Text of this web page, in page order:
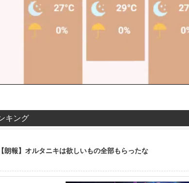
キング
【朗報】オルタニキは欲しいもの全部もらったな